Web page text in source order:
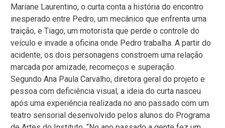
Mariane Laurentino, o curta conta a história do encontro
inesperado entre Pedro, um mecânico que enfrenta uma
traição, e Tiago, um motorista que perde o controle do
veículo e invade a oficina onde Pedro trabalha. A partir do
acidente, os dois personagens constroem uma relação
marcada por amizade, recomeços e superação.
Segundo Ana Paula Carvalho, diretora geral do projeto e
pessoa com deficiência visual, a ideia do curta nasceu
após uma experiência realizada no ano passado com um
teatro sensorial desenvolvido pelos alunos do Programa